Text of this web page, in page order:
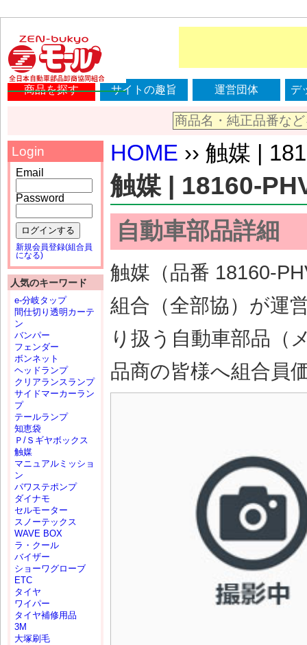
商品を探す サイトの趣旨 運営団体 デ
HOME ›› 触媒 |
触媒 | 18160-
自動車部品詳細
触媒（品番 18160-
組合（全部協）が運
り扱う自動車部品（
品商の皆様へ組合員
Login
Email
Password
ログインする
新規会員登録(組合員
になる)
人気のキーワード
e-分岐タップ
間仕切り透明カーテ
ン
バンパー
フェンダー
ボンネット
ヘッドランプ
クリアランスランプ
サイドマーカーラン
プ
テールランプ
知恵袋
Ｐ/Ｓギヤボックス
触媒
マニュアルミッショ
ン
パワステポンプ
ダイナモ
セルモーター
スノーテックス
WAVE BOX
ラ・クール
バイザー
ショーワグローブ
ETC
タイヤ
ワイパー
タイヤ補修用品
3M
大塚刷毛